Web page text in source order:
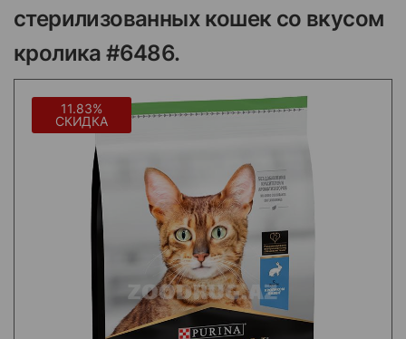
стерилизованных кошек со вкусом
кролика #6486.
11.83%
СКИДКА